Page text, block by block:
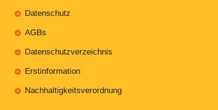
Datenschutz
AGBs
Datenschutzverzeichnis
Erstinformation
Nachhaltigkeitsverordnung